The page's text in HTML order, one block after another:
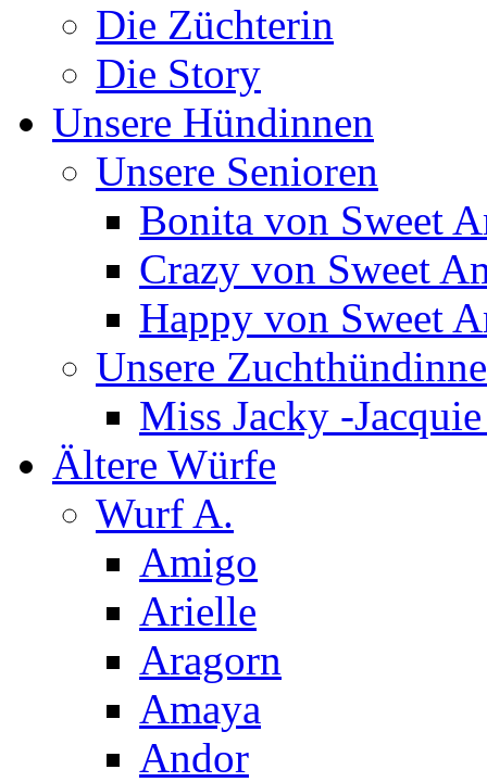
Die Züchterin
Die Story
Unsere Hündinnen
Unsere Senioren
Bonita von Sweet
Crazy von Sweet
Happy von Sweet
Unsere
Miss Jacky -
Ältere Würfe
Wurf A.
Amigo
Arielle
Aragorn
Amaya
Andor